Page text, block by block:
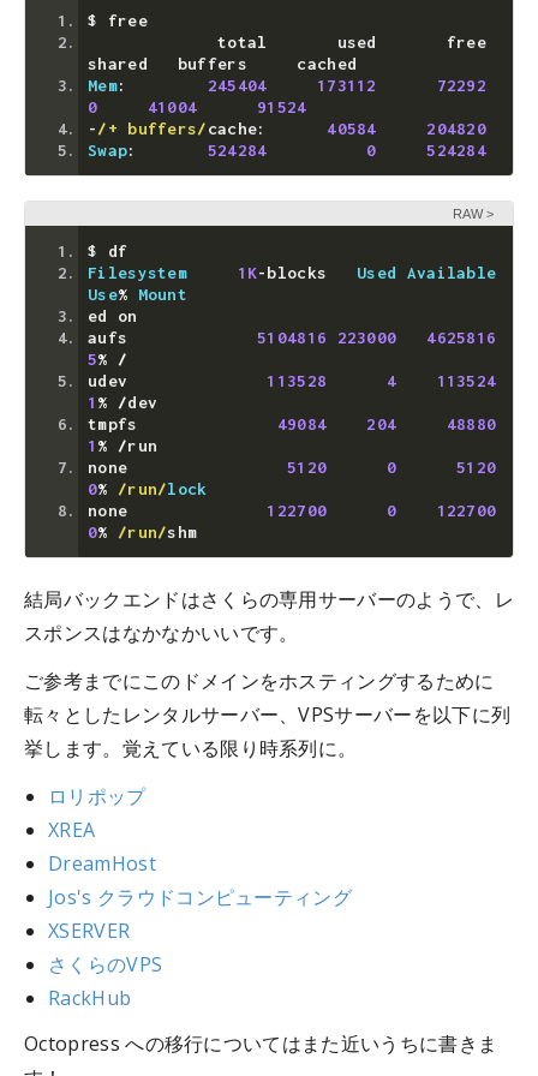
$ free
shared   buffers     cached
Mem: 245404 173112
72292
0
41004
91524
-/+ buffers/cache: 40584
204820
Swap: 524284 0 524284
RAW
$ df
Filesystem
1K-blocks Used
Available
Use%
Mount
ed on
aufs 5104816 223000
4625816
5%
/
udev 113528 4
113524
1 % /dev
tmpfs 49084 204
48880
1 % /run
none 5120 0
5120
0% /run/lock
none 122700 0
122700
0% /run/shm
結局バックエンドはさくらの専用サーバーのようで、レ
スポンスはなかなかいいです。
ご参考までにこのドメインをホスティングするために
転々としたレンタルサーバー、VPSサーバーを以下に列
挙します。覚えている限り時系列に。
ロリポップ
XREA
DreamHost
Jos's クラウドコンピューティング
XSERVER
さくらのVPS
RackHub
Octopress への移行についてはまた近いうちに書きま